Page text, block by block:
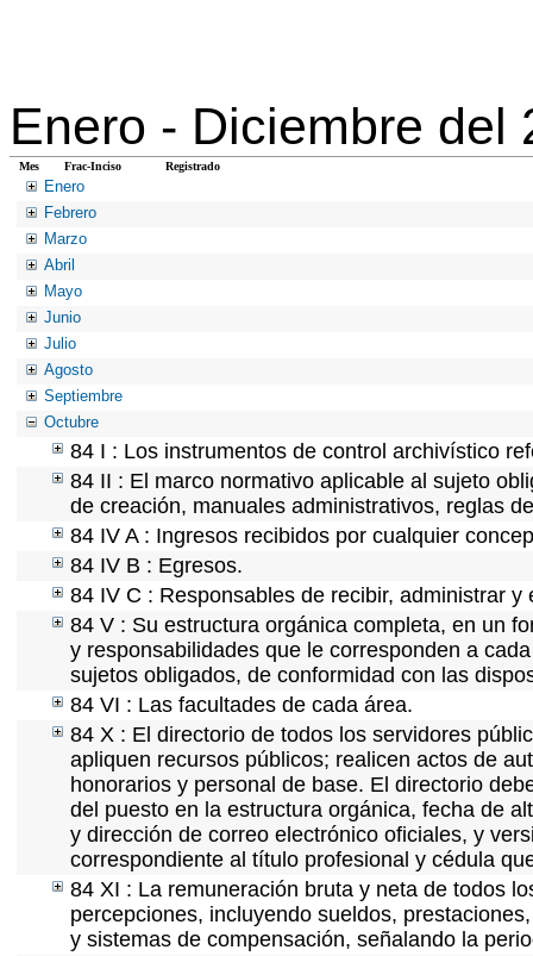
Enero - Diciembre del
Mes Frac-Inciso Registrado
Enero
Febrero
Marzo
Abril
Mayo
Junio
Julio
Agosto
Septiembre
Octubre
84 I : Los instrumentos de control archivístico
84 II : El marco normativo aplicable al sujeto
de creación, manuales administrativos, reglas
84 IV A : Ingresos recibidos por cualquier
84 IV B : Egresos.
84 IV C : Responsables de recibir, administrar y
84 V : Su estructura orgánica completa, en un
y responsabilidades que le corresponden a
sujetos obligados, de conformidad con las
84 VI : Las facultades de cada área.
84 X : El directorio de todos los servidores
apliquen recursos públicos; realicen actos de
honorarios y personal de base. El directorio
del puesto en la estructura orgánica, fecha de
y dirección de correo electrónico oficiales, y
correspondiente al título profesional y cédula
84 XI : La remuneración bruta y neta de todos
percepciones, incluyendo sueldos,
y sistemas de compensación, señalando la